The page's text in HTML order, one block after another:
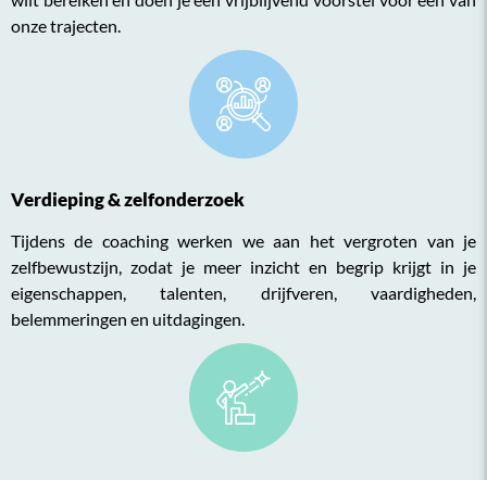
onze trajecten.
Verdieping & zelfonderzoek
Tijdens de coaching werken we aan het vergroten van je
zelfbewustzijn, zodat je meer inzicht en begrip krijgt in je
eigenschappen, talenten, drijfveren, vaardigheden,
belemmeringen en uitdagingen.